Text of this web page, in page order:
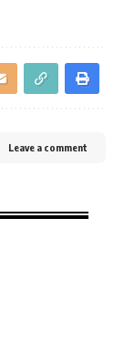
Leave a comment